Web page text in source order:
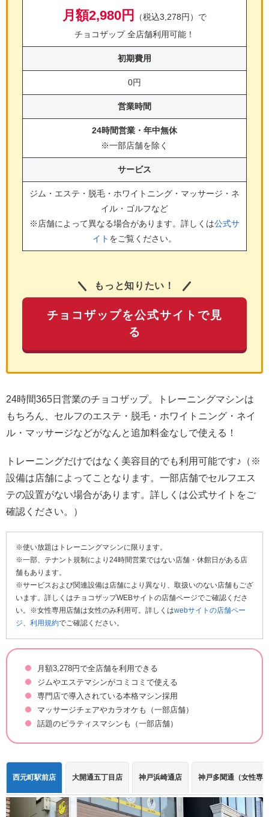
月額2,980円
（税込3,278円）で
チョコザップ 全店舗利用可能！
初期費用
0円
営業時間
24時間営業・年中無休
※一部店舗を除く
サービス
ジム・エステ・脱毛・ホワイトニング・マッサージ・ネ
イル・ゴルフなど
※店舗によって異なる場合があります。詳しくは公式サ
イト をご覧ください。
もっと知りたい！
チョコザップを公式サイトで見
る
24時間365日営業のチョコザップ。トレーニングマシンは
もちろん、セルフのエステ・脱毛・ホワイトニング・ネイ
ル・マッサージなどがなんと追加料金なしで使える！
トレーニングだけではなく美容目的でも利用可能です♪（※
設備は店舗によってことなります。一部店舗でセルフエス
テの設置がない場合があります。詳しくは公式サイトをご
確認ください。）
※使い放題はトレーニングマシンに限ります。
※一部、テナント規制により24時間営業ではない店舗・休館日がある店
舗もあります。
※サービスおよび関連設備は店舗により異なり、取扱いのない店舗もござ
います。詳しくはチョコザップWEBサイトの店舗ページでご確認くださ
い。※女性専用店舗は女性のみ利用可。詳しくはwebサイトの店舗ペー
ジ、 利用規約でご確認ください。
月額3,278円で全店舗を利用できる
ジムやエステマシンがコミコミで使える
専門店で導入されている本格マシン採用
マッサージチェアやカラオケも（一部店舗）
話題のピラティスマシンも（一部店舗）
西元町駅前店 大開通五丁目店 神戸浜崎通店 神戸多聞通（女性専